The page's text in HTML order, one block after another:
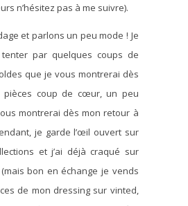
n’hésitez pas à me suivre).
et parlons un peu mode ! Je
par quelques coups de
que je vous montrerai dès
pièces coup de cœur, un peu
montrerai dès mon retour à
je garde l’œil ouvert sur
et j’ai déjà craqué sur
bon en échange je vends
de mon dressing sur vinted,